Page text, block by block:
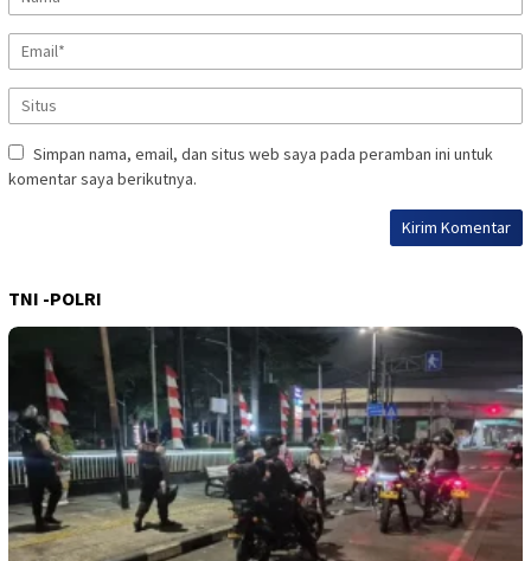
Simpan nama, email, dan situs web saya pada peramban ini untuk
komentar saya berikutnya.
TNI -POLRI